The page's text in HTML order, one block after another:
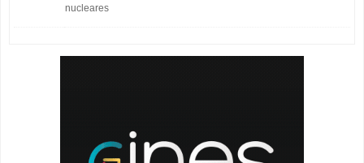
nucleares